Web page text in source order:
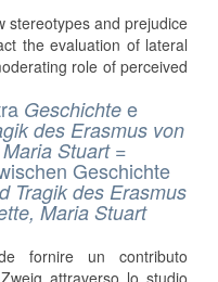
stereotypes and prejudice
the evaluation of lateral
role of perceived
Geschichte e
des Erasmus von
Stuart=
Geschichte
Tragik des Erasmus
Maria Stuart
fornire un contributo
attraverso lo studio